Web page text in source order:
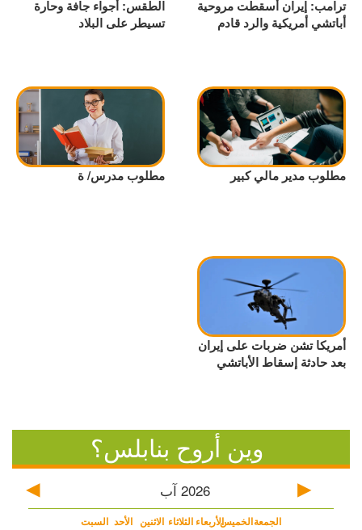
ترامب: إيران أسقطت مروحية
أباتشي أمريكية والرد قادم
الطقس: أجواء جافة وحارة
تسيطر على البلاد
مطلوب مدير مالي كبير مطلوب مدرس/ ة
أمريكا تشن ضربات على إيران
بعد حادثة إسقاط الأباتشي
وين أروح بنابلس؟
2026 آب
السبت الأحد الاثنين الثلاثاء الأربعاءالخميسالجمعة